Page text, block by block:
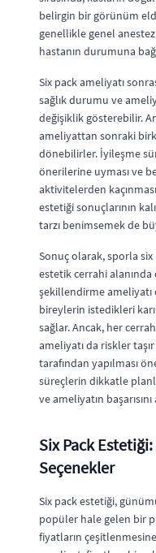
belirgin bir görünüm
genellikle genel
hastanın durumuna
Six pack ameliyatı
sağlık durumu ve
değişiklik gösterebilir.
ameliyattan sonraki
dönebilirler. İyileşme
önerilerine uyması ve
aktivitelerden
estetiği sonuçlarının
tarzı benimsemek de
Sonuç olarak, sporla
estetik cerrahi
şekillendirme
bireylerin istedikleri
sağlar. Ancak, her
ameliyatı da riskler
tarafından yapılması
süreçlerin dikkatle
ve ameliyatın başarısını
Six Pack Estetiği:
Seçenekler
Six pack estetiği,
popüler hale gelen bir
fiyatların